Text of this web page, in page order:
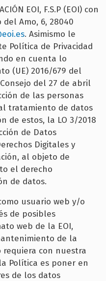
EOI, F.S.P (EOI) con
del Amo, 6, 28040
. Asimismo le
Política de Privacidad
en cuenta lo
(UE) 2016/679 del
del 27 de abril
de las personas
tratamiento de datos
de estos, la LO 3/2018
de Datos
Digitales y
al objeto de
el derecho
de datos.
usuario web y/o
de posibles
web de la EOI,
de la
con nuestra
Política es poner en
de los datos